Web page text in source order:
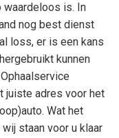
waardeloos is. In
nog best dienst
loss, er is een kans
kunnen
juiste adres voor het
Wat het
staan voor u klaar